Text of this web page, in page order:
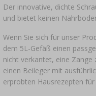
Der innovative, dichte
und bietet keinen
Wenn Sie sich für unser
dem 5L-Gefäß einen
nicht verkantet, eine
einen Beileger mit
erprobten Hausrezepten